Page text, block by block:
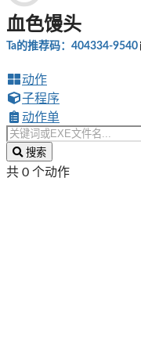
血色馒头
Ta的推荐码：404334-9540
动作
子程序
动作单
搜索
共 0 个动作